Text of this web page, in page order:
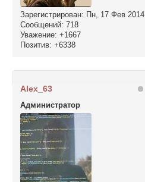
Зарегистрирован: Пн, 17 Фев 2014
Сообщений: 718
Уважение: +1667
Позитив: +6338
Alex_63
Администратор